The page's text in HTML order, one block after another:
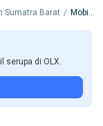
Sumatra Barat / Mobil Bekas dalam Payakumbuh Kota
serupa di OLX.